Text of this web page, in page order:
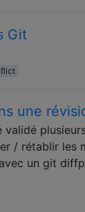
Git
une
/ rétablir les
un git